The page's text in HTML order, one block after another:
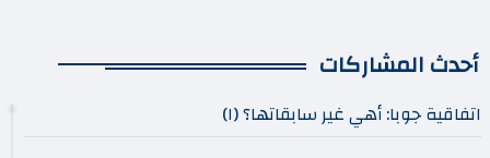
أحدث المشاركات
اتفاقية جوبا: أهي غير سابقاتها؟ (١)